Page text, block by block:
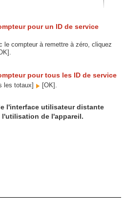
pour un ID de service
le compteur à remettre à zéro, cliquez
pour tous les ID de service
les totaux] [OK].
l'interface utilisateur distante
de l'appareil.